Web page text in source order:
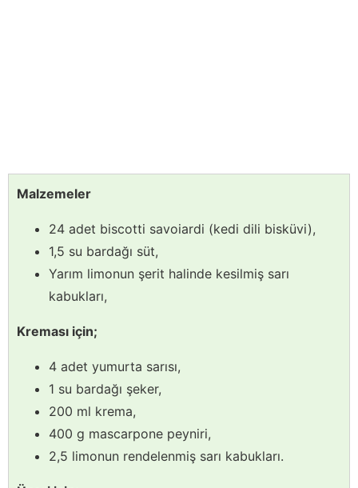
Malzemeler
24 adet biscotti savoiardi (kedi dili bisküvi),
1,5 su bardağı süt,
Yarım limonun şerit halinde kesilmiş sarı
kabukları,
Kreması için;
4 adet yumurta sarısı,
1 su bardağı şeker,
200 ml krema,
400 g mascarpone peyniri,
2,5 limonun rendelenmiş sarı kabukları.